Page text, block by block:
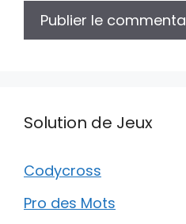
Solution de Jeux
Codycross
Pro des Mots